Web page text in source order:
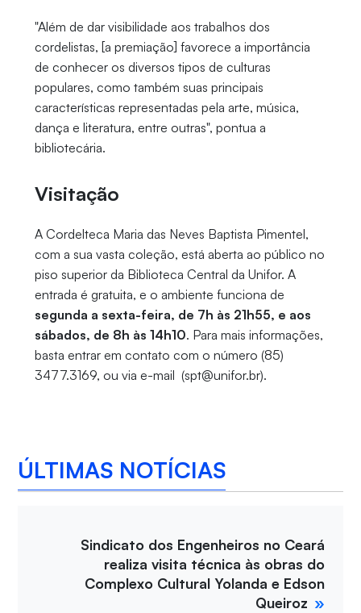
"Além de dar visibilidade aos trabalhos dos
cordelistas, [a premiação] favorece a importância
de conhecer os diversos tipos de culturas
populares, como também suas principais
características representadas pela arte, música,
dança e literatura, entre outras", pontua a
bibliotecária.
Visitação
A Cordelteca Maria das Neves Baptista Pimentel,
com a sua vasta coleção, está aberta ao público no
piso superior da Biblioteca Central da Unifor. A
entrada é gratuita, e o ambiente funciona de
segunda a sexta-feira, de 7h às 21h55, e aos
sábados, de 8h às 14h10. Para mais informações,
basta entrar em contato com o número (85)
3477.3169, ou via e-mail (spt@unifor.br).
ÚLTIMAS NOTÍCIAS
Sindicato dos Engenheiros no Ceará
realiza visita técnica às obras do
Complexo Cultural Yolanda e Edson
Queiroz